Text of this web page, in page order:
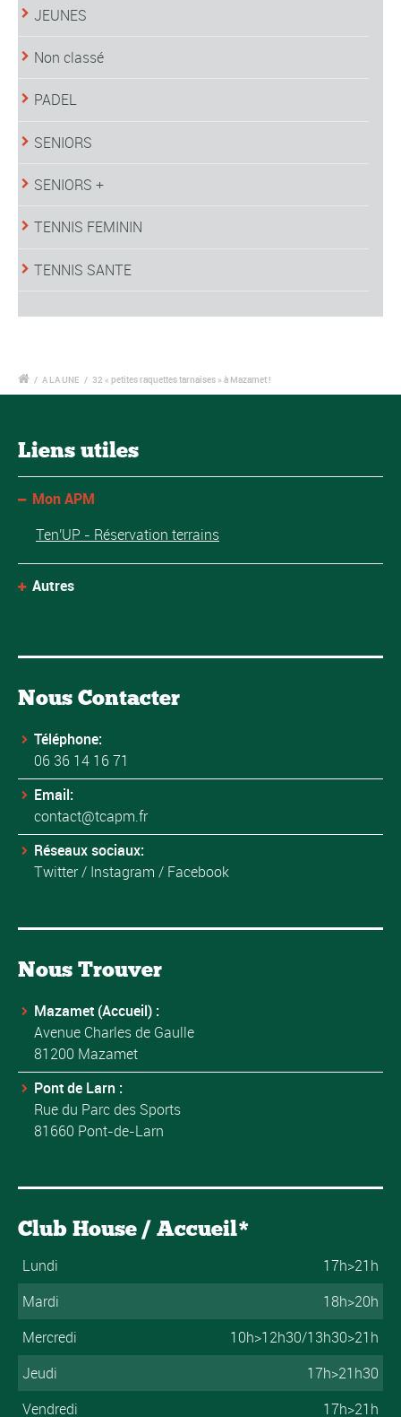
JEUNES
Non classé
PADEL
SENIORS
SENIORS +
TENNIS FEMININ
TENNIS SANTE
/ A LA UNE / 32 « petites raquettes tarnaises » à Mazamet !
Liens utiles
Mon APM
Ten'UP - Réservation terrains
Autres
Nous Contacter
Téléphone:
06 36 14 16 71
Email:
contact@tcapm.fr
Réseaux sociaux:
Twitter/ Instagram / Facebook
Nous Trouver
Mazamet (Accueil) :
Avenue Charles de Gaulle
81200 Mazamet
Pont de Larn :
Rue du Parc des Sports
81660 Pont-de-Larn
Club House / Accueil*
Lundi
17h>21h
Mardi
18h>20h
Mercredi
10h>12h30/13h30>21h
Jeudi
17h>21h30
Vendredi
17h>21h